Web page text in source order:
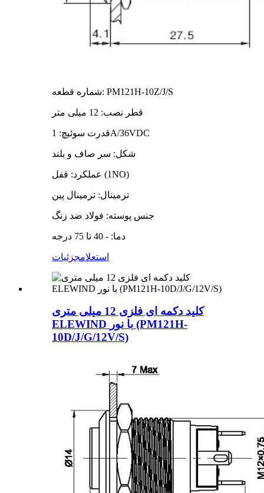
شماره قطعه: PM121H-10Z/J/S
قطر نصب: 12 میلی متر
قدرت سوئیچ: 1A/36VDC
شکل: سر صاف و بلند
عملکرد: قفل (1NO)
ترمینال: ترمینال پین
جنس پوسته: فولاد ضد زنگ
دما: - 40 تا 75 درجه
استعلامجزئیات
کلید دکمه ای فلزی 12 میلی متری
ELEWIND با نور (PM121H-
10D/J/G/12V/S)